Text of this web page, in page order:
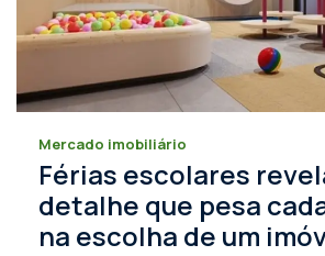
Mercado imobiliário
Férias escolares
detalhe que pesa
na escolha de um